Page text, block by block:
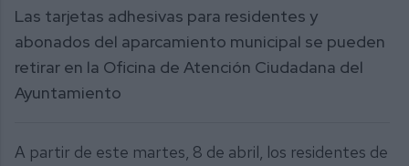
Las tarjetas adhesivas para residentes y
abonados del aparcamiento municipal se pueden
retirar en la Oficina de Atención Ciudadana del
Ayuntamiento
A partir de este martes, 8 de abril, los residentes de